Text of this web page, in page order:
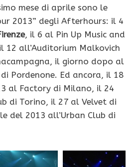
mese di aprile sono le
2013” degli Afterhours: il 4
, il 6 al Pin Up Music and
12 all’Auditorium Malkovich
il giorno dopo al
Pordenone. Ed ancora, il 18
al Factory di Milano, il 24
di Torino, il 27 al Velvet di
del 2013 all’Urban Club di